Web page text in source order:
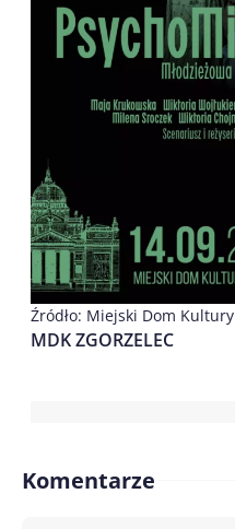
Źródło: Miejski Dom Kultury
MDK ZGORZELEC
Komentarze